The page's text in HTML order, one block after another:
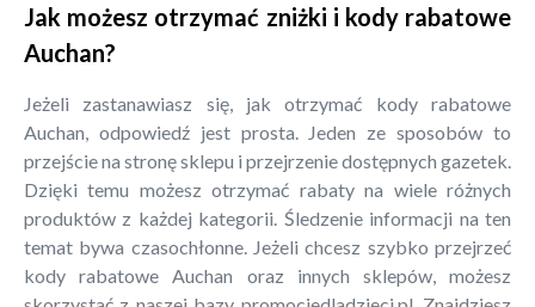
Jak możesz otrzymać zniżki i kody rabatowe
Auchan?
Jeżeli zastanawiasz się, jak otrzymać kody rabatowe
Auchan, odpowiedź jest prosta. Jeden ze sposobów to
przejście na stronę sklepu i przejrzenie dostępnych gazetek.
Dzięki temu możesz otrzymać rabaty na wiele różnych
produktów z każdej kategorii. Śledzenie informacji na ten
temat bywa czasochłonne. Jeżeli chcesz szybko przejrzeć
kody rabatowe Auchan oraz innych sklepów, możesz